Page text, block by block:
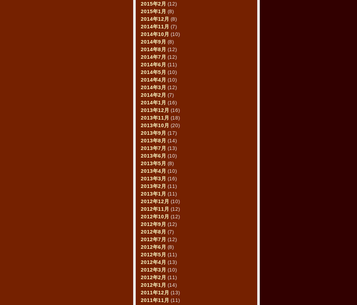
2015年2月 (12)
2015年1月 (8)
2014年12月 (8)
2014年11月 (7)
2014年10月 (10)
2014年9月 (8)
2014年8月 (12)
2014年7月 (12)
2014年6月 (11)
2014年5月 (10)
2014年4月 (10)
2014年3月 (12)
2014年2月 (7)
2014年1月 (16)
2013年12月 (16)
2013年11月 (18)
2013年10月 (20)
2013年9月 (17)
2013年8月 (14)
2013年7月 (13)
2013年6月 (10)
2013年5月 (8)
2013年4月 (10)
2013年3月 (16)
2013年2月 (11)
2013年1月 (11)
2012年12月 (10)
2012年11月 (12)
2012年10月 (12)
2012年9月 (12)
2012年8月 (7)
2012年7月 (12)
2012年6月 (8)
2012年5月 (11)
2012年4月 (13)
2012年3月 (10)
2012年2月 (11)
2012年1月 (14)
2011年12月 (13)
2011年11月 (11)